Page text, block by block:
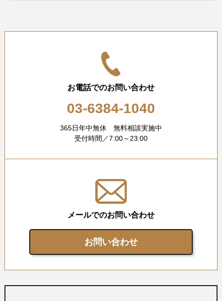
お電話でのお問い合わせ
03-6384-1040
365日年中無休 無料相談実施中
受付時間／7:00～23:00
メールでのお問い合わせ
お問い合わせ